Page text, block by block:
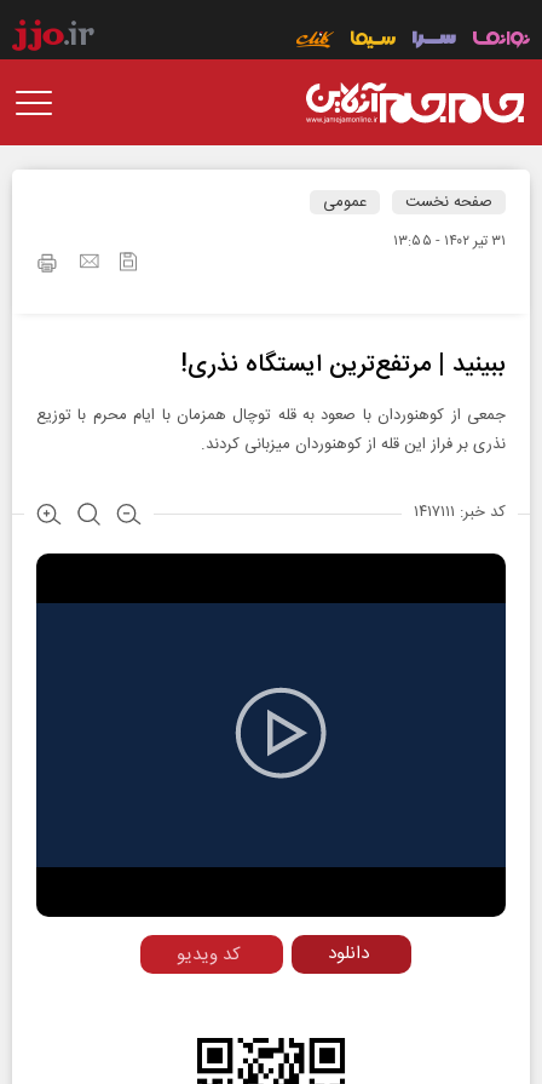
صفحه نخست عمومی
۳۱ تير ۱۴۰۲ - ۱۳:۵۵
ببینید | مرتفع‌ترین ایستگاه نذری!
جمعی از کوهنوردان با صعود به قله توچال همزمان با ایام محرم با توزیع
نذری بر فراز این قله از کوهنوردان میزبانی کردند.
کد خبر: ۱۴۱۷۱۱۱
Video
کد ویدیو دانلود